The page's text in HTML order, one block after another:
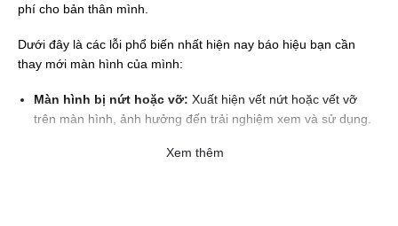
phí cho bản thân mình.
Dưới đây là các lỗi phổ biến nhất hiện nay báo hiệu bạn cần
thay mới màn hình của mình:
Màn hình bị nứt hoặc vỡ: Xuất hiện vết nứt hoặc vết vỡ
trên màn hình, ảnh hưởng đến trải nghiệm xem và sử dụng.
Hiển thị màu sắc bất thường:
Xem thêm